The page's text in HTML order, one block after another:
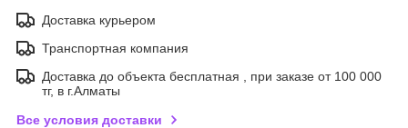
Доставка курьером
Транспортная компания
Доставка до объекта бесплатная , при заказе от 100 000
тг, в г.Алматы
Все условия доставки